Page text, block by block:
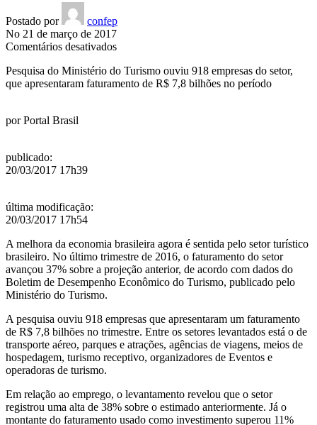
Postado por
confep
No 21 de março de 2017
Comentários desativadosem
registra
alta
Pesquisa do Ministério do Turismo ouviu 918 empresas do setor,
que apresentaram faturamento de R$ 7,8 bilhões no período
porPortal Brasil
publicado:
20/03/2017 17h39
última modificação:
20/03/2017 17h54
A melhora da economia brasileira agora é sentida pelo setor turístico
brasileiro. No último trimestre de 2016, o faturamento do setor
avançou 37% sobre a projeção anterior, de acordo com dados do
Boletim de Desempenho Econômico do Turismo, publicado pelo
Ministério do Turismo.
A pesquisa ouviu 918 empresas que apresentaram um faturamento
de R$ 7,8 bilhões no trimestre. Entre os setores levantados está o de
transporte aéreo, parques e atrações, agências de viagens, meios de
hospedagem, turismo receptivo, organizadores de Eventos e
operadoras de turismo.
Em relação ao emprego, o levantamento revelou que o setor
registrou uma alta de 38% sobre o estimado anteriormente. Já o
montante do faturamento usado como investimento superou 11%